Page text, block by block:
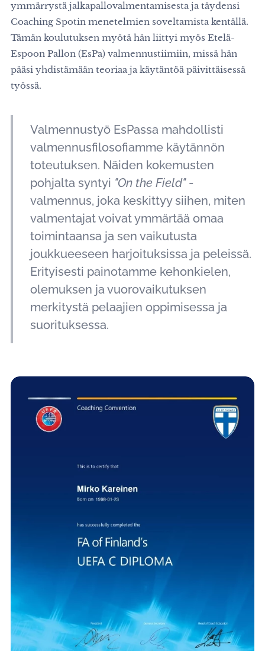
ymmärrystä jalkapallovalmentamisesta ja täydensi
Coaching Spotin menetelmien soveltamista kentällä.
Tämän koulutuksen myötä hän liittyi myös Etelä-
Espoon Pallon (EsPa) valmennustiimiin, missä hän
pääsi yhdistämään teoriaa ja käytäntöä päivittäisessä
työssä.
Valmennustyö EsPassa mahdollisti
valmennusfilosofiamme käytännön
toteutuksen. Näiden kokemusten
pohjalta syntyi "On the Field"-
valmennus, joka keskittyy siihen, miten
valmentajat voivat ymmärtää omaa
toimintaansa ja sen vaikutusta
joukkueeseen harjoituksissa ja peleissä.
Erityisesti painotamme kehonkielen,
olemuksen ja vuorovaikutuksen
merkitystä pelaajien oppimisessa ja
suorituksessa.